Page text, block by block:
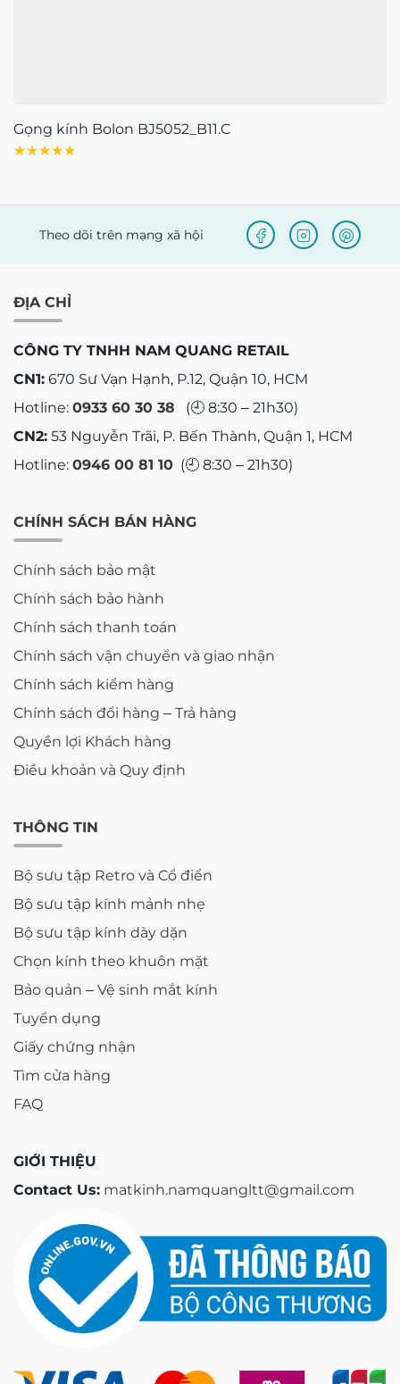
Gọng kính Bolon BJ5052_B11.C
★★★★★
Theo dõi trên mạng xã hội
ĐỊA CHỈ
CÔNG TY TNHH NAM QUANG RETAIL
CN1: 670 Sư Vạn Hạnh, P.12, Quận 10, HCM
Hotline: 0933 60 30 38 (🕘 8:30 – 21h30)
CN2: 53 Nguyễn Trãi, P. Bến Thành, Quận 1, HCM
Hotline: 0946 00 81 10 (🕘 8:30 – 21h30)
CHÍNH SÁCH BÁN HÀNG
Chính sách bảo mật
Chính sách bảo hành
Chính sách thanh toán
Chính sách vận chuyển và giao nhận
Chính sách kiểm hàng
Chính sách đổi hàng – Trả hàng
Quyền lợi Khách hàng
Điều khoản và Quy định
THÔNG TIN
Bộ sưu tập Retro và Cổ điển
Bộ sưu tập kính mảnh nhẹ
Bộ sưu tập kính dày dặn
Chọn kính theo khuôn mặt
Bảo quản – Vệ sinh mắt kính
Tuyển dụng
Giấy chứng nhận
Tìm cửa hàng
FAQ
GIỚI THIỆU
Contact Us: matkinh.namquangltt@gmail.com